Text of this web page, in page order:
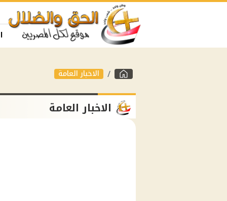
الاخبار العامة
الاخبار العامة